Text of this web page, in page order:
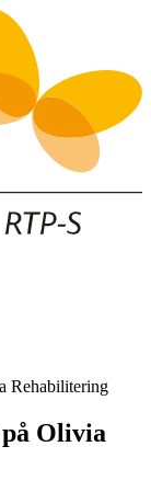
Rehabilitering
Olivia